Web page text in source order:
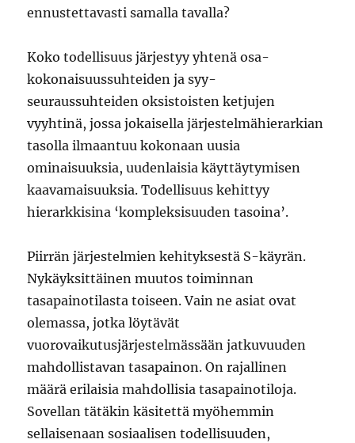
ennustettavasti samalla tavalla?
Koko todellisuus järjestyy yhtenä osa-
kokonaisuussuhteiden ja syy-
seuraussuhteiden oksistoisten ketjujen
vyyhtinä, jossa jokaisella järjestelmähierarkian
tasolla ilmaantuu kokonaan uusia
ominaisuuksia, uudenlaisia käyttäytymisen
kaavamaisuuksia. Todellisuus kehittyy
hierarkkisina ‘kompleksisuuden tasoina’.
Piirrän järjestelmien kehityksestä S-käyrän.
Nykäyksittäinen muutos toiminnan
tasapainotilasta toiseen. Vain ne asiat ovat
olemassa, jotka löytävät
vuorovaikutusjärjestelmässään jatkuvuuden
mahdollistavan tasapainon. On rajallinen
määrä erilaisia mahdollisia tasapainotiloja.
Sovellan tätäkin käsitettä myöhemmin
sellaisenaan sosiaalisen todellisuuden,